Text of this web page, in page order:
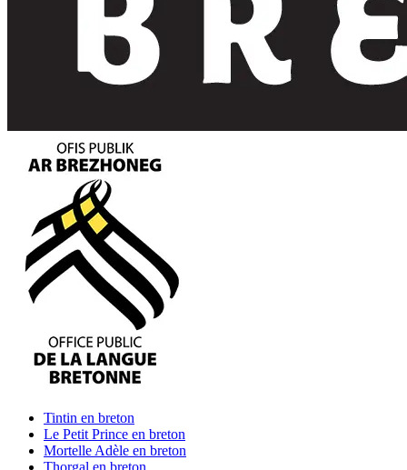
Tintin en breton
Le Petit Prince en breton
Mortelle Adèle en breton